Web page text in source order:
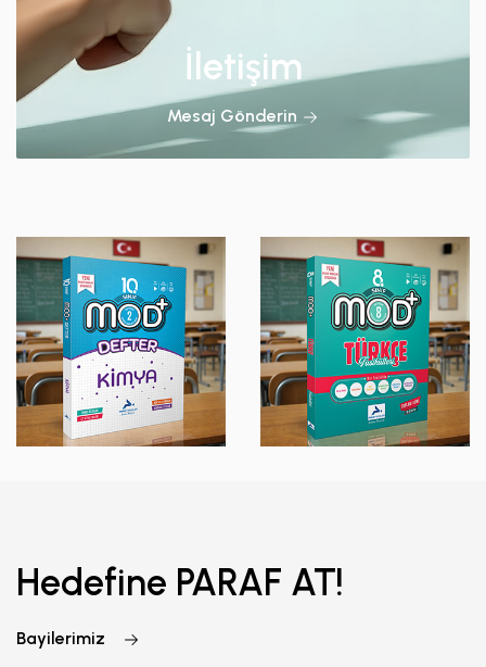
İletişim
Mesaj Gönderin
Hedefine PARAF AT!
Bayilerimiz